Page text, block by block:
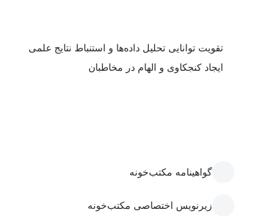
تقویت توانایی تحلیل داده‌ها و استنباط نتایج علمی
ایجاد کنجکاوی و الهام در مخاطبان
گواهینامه مکتب‌خونه
زیرنویس اختصاصی مکتب‌خونه